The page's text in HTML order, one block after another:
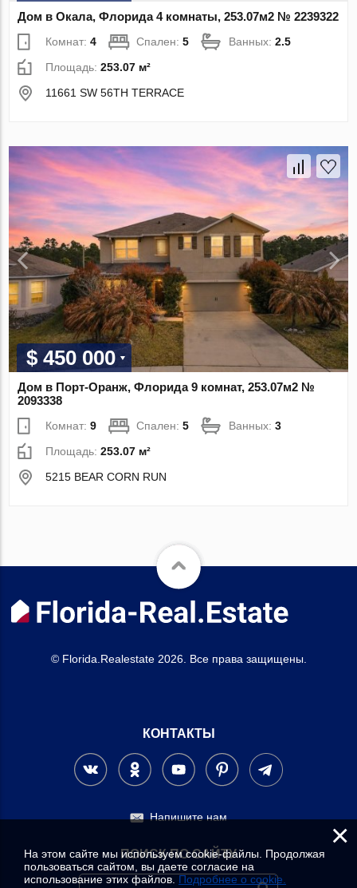
Дом в Окала, Флорида 4 комнаты, 253.07м2 № 2239322
Комнат:4 Спален:5 Ванных:2.5
Площадь:253.07 м²
11661 SW 56TH TERRACE
$ 450 000
Дом в Порт-Оранж, Флорида 9 комнат, 253.07м2 №
2093338
Комнат:9 Спален:5 Ванных:3
Площадь:253.07 м²
5215 BEAR CORN RUN
© Florida.Realestate 2026. Все права защищены.
КОНТАКТЫ
Напишите нам
ПОИСК ПО САЙТУ
×
На этом сайте мы используем cookie-файлы. Продолжая
пользоваться сайтом, вы даете согласие на
использование этих файлов. Подробнее о cookie.